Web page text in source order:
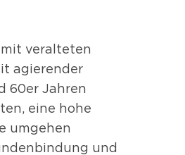
veralteten
agierender
60er Jahren
eine hohe
umgehen
und